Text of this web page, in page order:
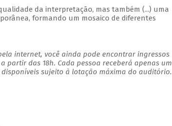
da interpretação, mas também (...) uma
formando um mosaico de diferentes
internet, você ainda pode encontrar ingressos
partir das 18h. Cada pessoa receberá apenas um
sujeito à lotação máxima do auditório.